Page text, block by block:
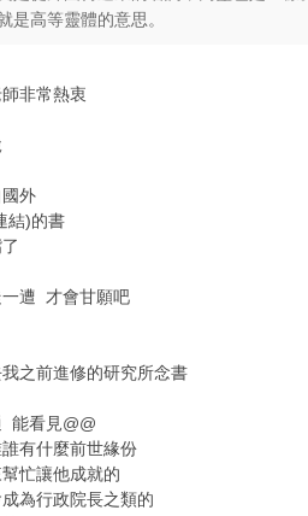
是高等靈體的意思。
非常熱衷
外
結)的書
遭 才會甘願吧
之前進修的研究所念書
能看見@@
有什麼前世緣份
忙讓他成就的
為行政院長之類的